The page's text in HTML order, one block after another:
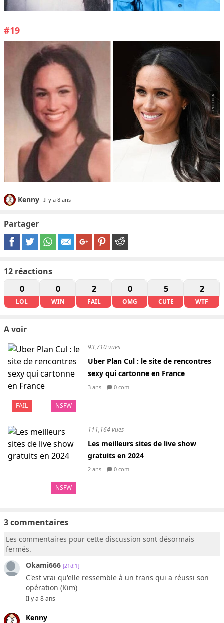
#19
Kenny Il y a 8 ans
Partager
12 réactions
0
LOL
0
WIN
2
FAIL
0
OMG
5
CUTE
2
WTF
A voir
FAIL NSFW
93,710 vues
Uber Plan Cul : le site de rencontres
sexy qui cartonne en France
3 ans 0 com
NSFW
111,164 vues
Les meilleurs sites de live show
gratuits en 2024
2 ans 0 com
3 commentaires
Les commentaires pour cette discussion sont désormais
fermés.
Okami666 [21d!1]
C'est vrai qu'elle ressemble à un trans qui a réussi son
opération (Kim)
Il y a 8 ans
Kenny